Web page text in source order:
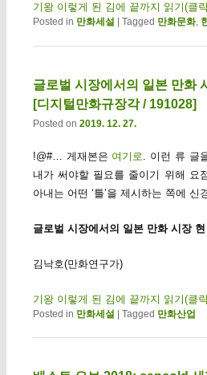
기왕 이렇게 된 김에 끝까지 읽기(클
Posted in 만화세설 Tagged 만화문화,
글로벌 시장에서의 일본 만화
[디지털만화규장각 / 191028]
Posted on 2019. 12. 27.
!@#… 게재본은 여기로
. 이런 류 글
내가 써야할 필요를 줄이기 위해 요
아내는 어떤 ‘틀’을 제시하는 쪽에 신
글로벌 시장에서의 일본 만화 시장
김낙호(만화연구가)
기왕 이렇게 된 김에 끝까지 읽기(클
Posted in 만화세설 Tagged 만화산업